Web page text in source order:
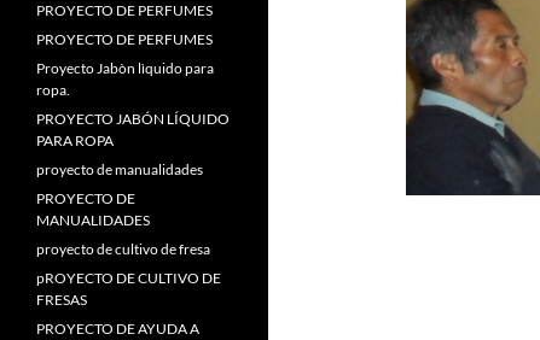
PROYECTO DE PERFUMES
PROYECTO DE PERFUMES
Proyecto Jabòn lìquido para
ropa.
PROYECTO JABÓN LÍQUIDO
PARA ROPA
proyecto de manualidades
PROYECTO DE
MANUALIDADES
proyecto de cultivo de fresa
pROYECTO DE CULTIVO DE
FRESAS
PROYECTO DE AYUDA A